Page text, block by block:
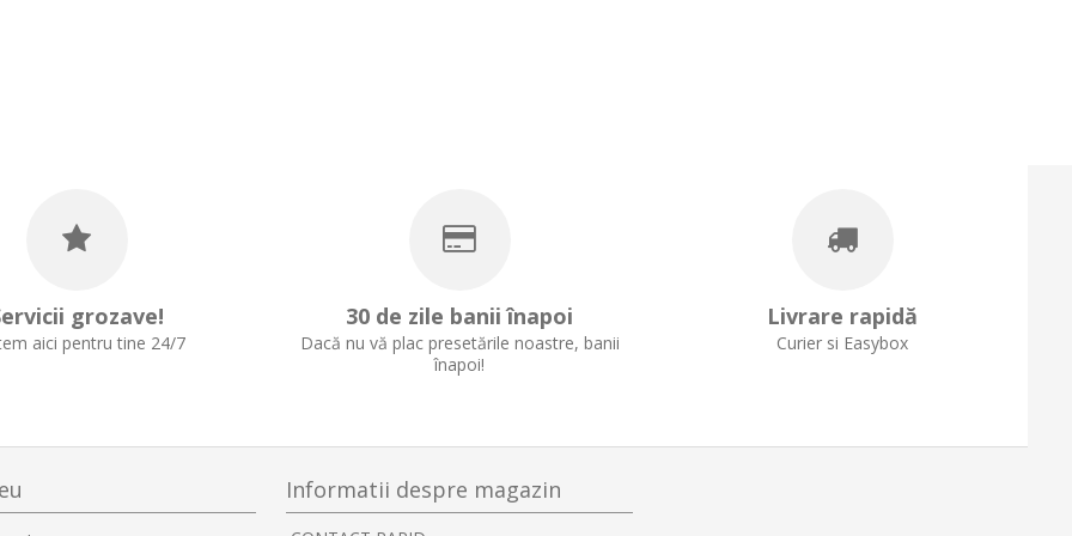
grozave!
aici pentru tine 24/7
30 de zile banii înapoi
Dacă nu vă plac presetările noastre, banii
înapoi!
Livrare rapidă
Curier si Easybox
Informatii despre magazin